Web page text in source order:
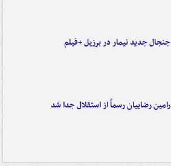
جنجال جدید نیمار در برزیل +فیلم
رامین رضاییان رسماً از استقلال جدا شد